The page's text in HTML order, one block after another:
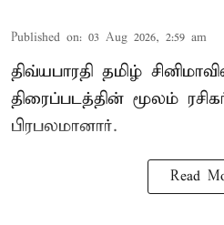
Published on: 03 Aug 2026, 2:59 am
திவ்யபாரதி தமிழ்
திரைப்படத்தின் மூலம்
பிரபலமானார்.
Read